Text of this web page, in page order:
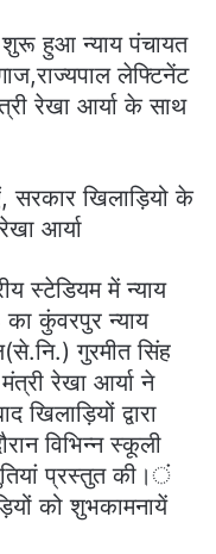
शुरू हुआ न्याय पंचायत
लेफ्टिनेंट
रेखा आर्या के साथ
सरकार खिलाड़ियो के
आर्या
स्टेडियम में न्याय
कुंवरपुर न्याय
गुरमीत सिंह
रेखा आर्या ने
खिलाड़ियों द्वारा
विभिन्न स्कूली
प्रस्तुत की।ं
को शुभकामनायें